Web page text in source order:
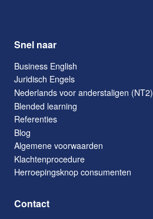
Snel naar
Business English
Juridisch Engels
Nederlands voor anderstaligen (NT2)
Blended learning
Referenties
Blog
Algemene voorwaarden
Klachtenprocedure
Herroepingsknop consumenten
Contact